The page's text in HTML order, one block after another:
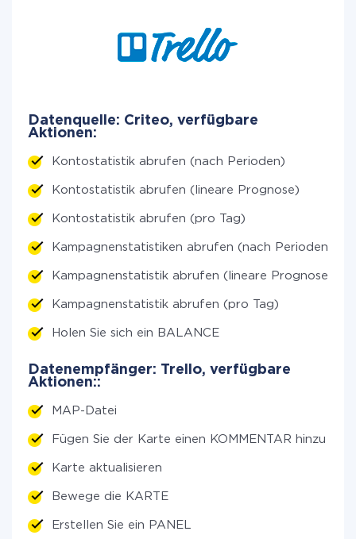
Datenquelle: Criteo, verfügbare
Aktionen:
Kontostatistik abrufen (nach Perioden)
Kontostatistik abrufen (lineare Prognose)
Kontostatistik abrufen (pro Tag)
Kampagnenstatistiken abrufen (nach Perioden)
Kampagnenstatistik abrufen (lineare Prognose)
Kampagnenstatistik abrufen (pro Tag)
Holen Sie sich ein BALANCE
Datenempfänger: Trello, verfügbare
Aktionen::
MAP-Datei
Fügen Sie der Karte einen KOMMENTAR hinzu
Karte aktualisieren
Bewege die KARTE
Erstellen Sie ein PANEL